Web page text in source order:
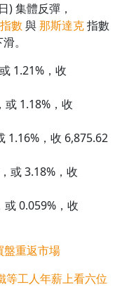
) 集體反彈，
數 與那斯達克指數
。
1.21%，收
或 1.18%，收
1.16%，收 6,875.62
或 3.18%，收
或 0.059%，收
盤重返市場
等工人年薪上看六位